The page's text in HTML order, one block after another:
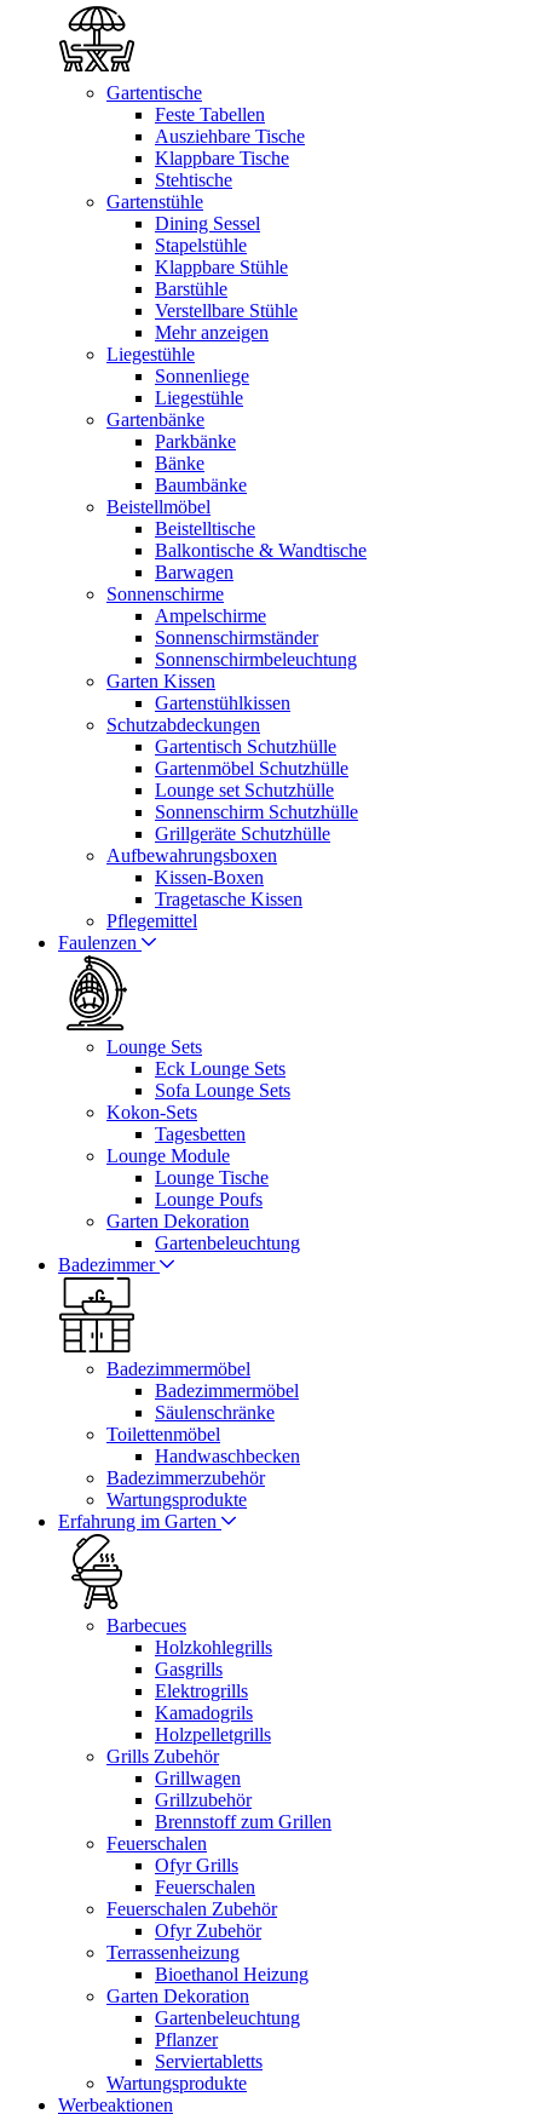
Gartentische
Feste Tabellen
Ausziehbare Tische
Klappbare Tische
Stehtische
Gartenstühle
Dining Sessel
Stapelstühle
Klappbare Stühle
Barstühle
Verstellbare Stühle
Mehr anzeigen
Liegestühle
Sonnenliege
Liegestühle
Gartenbänke
Parkbänke
Bänke
Baumbänke
Beistellmöbel
Beistelltische
Balkontische & Wandtische
Barwagen
Sonnenschirme
Ampelschirme
Sonnenschirmständer
Sonnenschirmbeleuchtung
Garten Kissen
Gartenstühlkissen
Schutzabdeckungen
Gartentisch Schutzhülle
Gartenmöbel Schutzhülle
Lounge set Schutzhülle
Sonnenschirm Schutzhülle
Grillgeräte Schutzhülle
Aufbewahrungsboxen
Kissen-Boxen
Tragetasche Kissen
Pflegemittel
Faulenzen
Lounge Sets
Eck Lounge Sets
Sofa Lounge Sets
Kokon-Sets
Tagesbetten
Lounge Module
Lounge Tische
Lounge Poufs
Garten Dekoration
Gartenbeleuchtung
Badezimmer
Badezimmermöbel
Badezimmermöbel
Säulenschränke
Toilettenmöbel
Handwaschbecken
Badezimmerzubehör
Wartungsprodukte
Erfahrung im Garten
Barbecues
Holzkohlegrills
Gasgrills
Elektrogrills
Kamadogrils
Holzpelletgrills
Grills Zubehör
Grillwagen
Grillzubehör
Brennstoff zum Grillen
Feuerschalen
Ofyr Grills
Feuerschalen
Feuerschalen Zubehör
Ofyr Zubehör
Terrassenheizung
Bioethanol Heizung
Garten Dekoration
Gartenbeleuchtung
Pflanzer
Serviertabletts
Wartungsprodukte
Werbeaktionen